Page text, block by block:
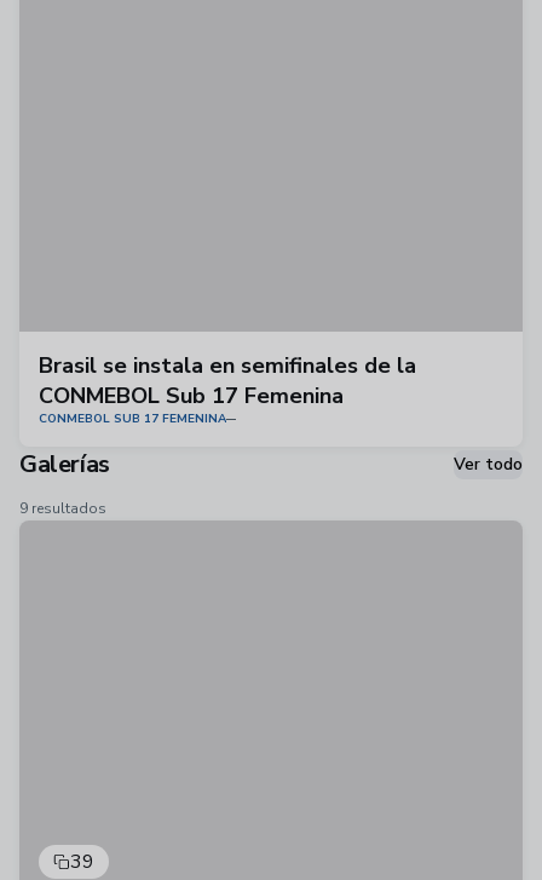
Brasil se instala en semifinales de la
CONMEBOL Sub 17 Femenina
CONMEBOL SUB 17 FEMENINA
Galerías Ver todo
9 resultados
39